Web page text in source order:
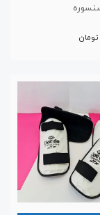
تومان